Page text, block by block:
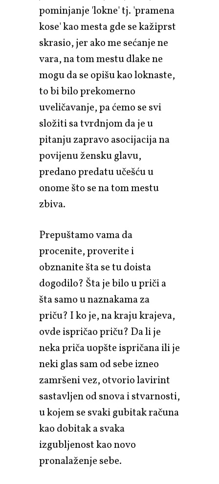
pominjanje 'lokne' tj. 'pramena
kose' kao mesta gde se kažiprst
skrasio, jer ako me sećanje ne
vara, na tom mestu dlake ne
mogu da se opišu kao loknaste,
to bi bilo prekomerno
uveličavanje, pa ćemo se svi
složiti sa tvrdnjom da je u
pitanju zapravo asocijacija na
povijenu žensku glavu,
predano predatu učešću u
onome što se na tom mestu
zbiva.
Prepuštamo vama da
procenite, proverite i
obznanite šta se tu doista
dogodilo? Šta je bilo u priči a
šta samo u naznakama za
priču? I ko je, na kraju krajeva,
ovde ispričao priču? Da li je
neka priča uopšte ispričana ili je
neki glas sam od sebe izneo
zamršeni vez, otvorio lavirint
sastavljen od snova i stvarnosti,
u kojem se svaki gubitak računa
kao dobitak a svaka
izgubljenost kao novo
pronalaženje sebe.